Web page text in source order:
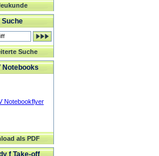
Suche
Suche
Notebooks
als PDF
f Take-off